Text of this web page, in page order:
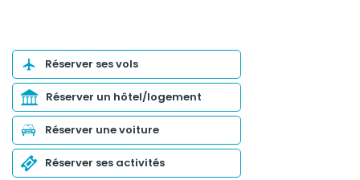
Réserver ses vols
Réserver un hôtel/logement
Réserver une voiture
Réserver ses activités